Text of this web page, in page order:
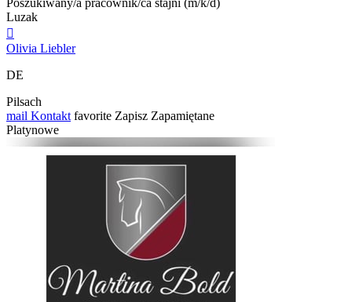
Poszukiwany/a pracownik/ca stajni (m/k/d)
Luzak

Olivia Liebler
DE
Pilsach
mail Kontakt favorite Zapisz Zapamiętane
Platynowe